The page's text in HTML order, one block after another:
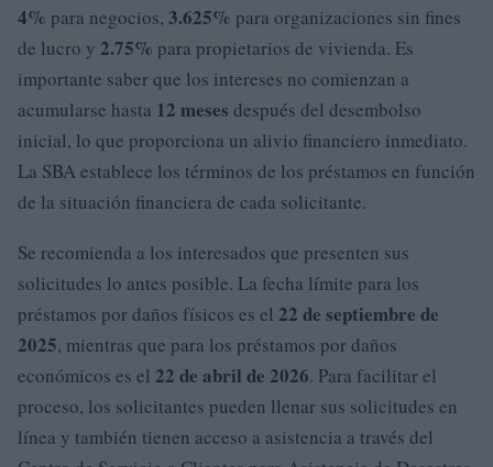
4% para negocios, 3.625% para organizaciones sin fines
de lucro y 2.75% para propietarios de vivienda. Es
importante saber que los intereses no comienzan a
acumularse hasta 12 meses después del desembolso
inicial, lo que proporciona un alivio financiero inmediato.
La SBA establece los términos de los préstamos en función
de la situación financiera de cada solicitante.
Se recomienda a los interesados que presenten sus
solicitudes lo antes posible. La fecha límite para los
préstamos por daños físicos es el 22 de septiembre de
2025, mientras que para los préstamos por daños
económicos es el 22 de abril de 2026. Para facilitar el
proceso, los solicitantes pueden llenar sus solicitudes en
línea y también tienen acceso a asistencia a través del